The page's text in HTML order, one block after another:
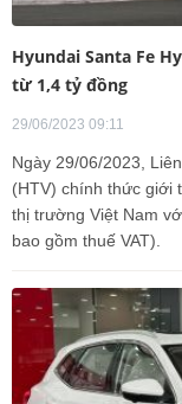
Hyundai Santa Fe
từ 1,4 tỷ đồng
29/06/2023 09:11
Ngày 29/06/2023,
(HTV) chính thức giới
thị trường Việt Nam
bao gồm thuế VAT).